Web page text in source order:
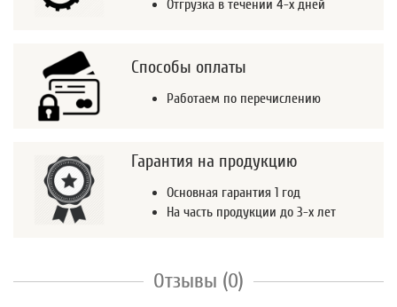
Отгрузка в течении 4-х дней
Способы оплаты
Работаем по перечислению
Гарантия на продукцию
Основная гарантия 1 год
На часть продукции до 3-х лет
Отзывы (0)